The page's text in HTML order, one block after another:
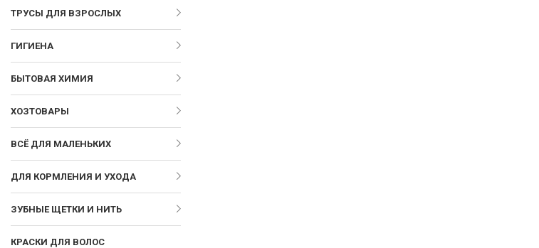
ТРУСЫ ДЛЯ ВЗРОСЛЫХ
ГИГИЕНА
БЫТОВАЯ ХИМИЯ
ХОЗТОВАРЫ
ВСЁ ДЛЯ МАЛЕНЬКИХ
ДЛЯ КОРМЛЕНИЯ И УХОДА
ЗУБНЫЕ ЩЕТКИ И НИТЬ
КРАСКИ ДЛЯ ВОЛОС